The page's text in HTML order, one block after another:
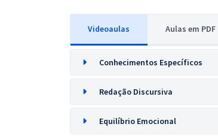
Videoaulas Aulas em PDF
Conhecimentos Específicos
Redação Discursiva
Equilíbrio Emocional